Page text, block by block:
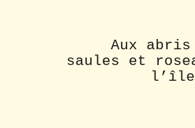
Aux abris
saules et
l’île